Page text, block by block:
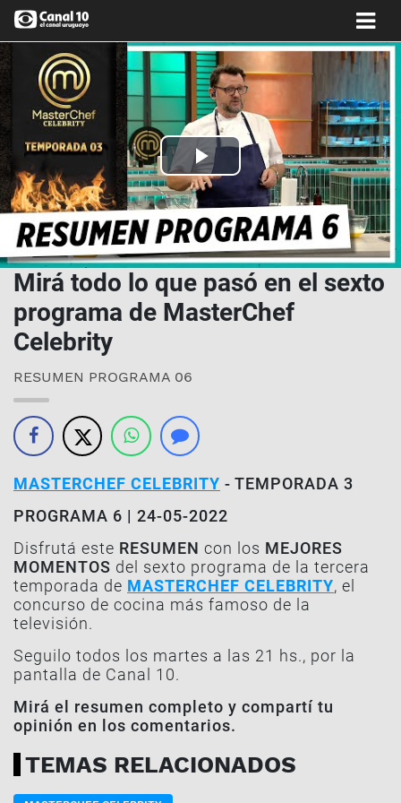
Play
Video
Mirá todo lo que pasó en el sexto
programa de MasterChef
Celebrity
RESUMEN PROGRAMA 06
MASTERCHEF CELEBRITY - TEMPORADA 3
PROGRAMA 6 | 24-05-2022
Disfrutá este RESUMEN con los MEJORES
MOMENTOS del sexto programa de la tercera
temporada de MASTERCHEF CELEBRITY, el
concurso de cocina más famoso de la
televisión.
Seguilo todos los martes a las 21 hs., por la
pantalla de Canal 10.
Mirá el resumen completo y compartí tu
opinión en los comentarios.
TEMAS RELACIONADOS